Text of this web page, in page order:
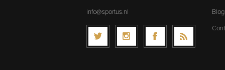
info@sportus.nl
Blog